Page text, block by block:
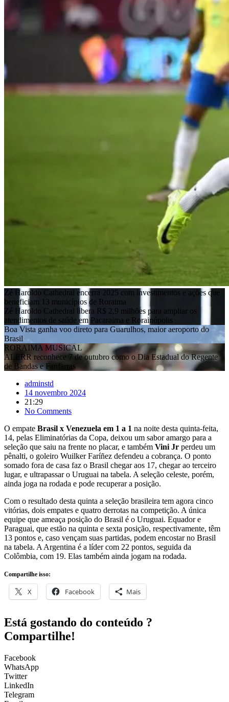
Zé Haroldo Cathedral encerra 2025 com investimentos e ações que
beneficiam 13 municípios de Roraima
Zé Haroldo Cathedral libera R$ 2,9 milhões para ampliar os
atendimentos de saúde em Pacaraima e Rorainópolis
Boa Vista ganha voo direto para Guarulhos, maior aeroporto do
Brasil
RORAIMA MUSICAL
ALERR reconhece 7 de outubro como o Dia Estadual do Regente
de Bandas e Fanfarras
adminstd
14 novembro 2024
21:29
No Comments
O empate Brasil x Venezuela em 1 a 1 na noite desta quinta-feita,
14, pelas Eliminatórias da Copa, deixou um sabor amargo para a
seleção que saiu na frente no placar, e também Vini Jr perdeu um
pênalti, o goleiro Wuilker Faríñez defendeu a cobrança. O ponto
somado fora de casa faz o Brasil chegar aos 17, chegar ao terceiro
lugar, e ultrapassar o Uruguai na tabela. A seleção celeste, porém,
ainda joga na rodada e pode recuperar a posição.
Com o resultado desta quinta a seleção brasileira tem agora cinco
vitórias, dois empates e quatro derrotas na competição. A única
equipe que ameaça posição do Brasil é o Uruguai. Equador e
Paraguai, que estão na quinta e sexta posição, respectivamente, têm
13 pontos e, caso vençam suas partidas, podem encostar no Brasil
na tabela. A Argentina é a líder com 22 pontos, seguida da
Colômbia, com 19. Elas também ainda jogam na rodada.
Compartilhe isso:
X Facebook Mais
Está gostando do conteúdo ?
Compartilhe!
Facebook
WhatsApp
Twitter
LinkedIn
Telegram